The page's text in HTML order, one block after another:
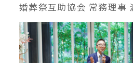
婚葬祭互助協会 常務理事